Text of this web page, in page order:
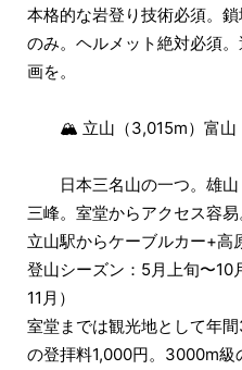
本格的な岩登り技術必須。
のみ。ヘルメット絶対必須
画を。
🏔 立山（3,015m）富山
日本三名山の一つ。雄山
三峰。室堂からアクセス容易
立山駅からケーブルカー+高
登山シーズン：5月上旬〜10
11月）
室堂までは観光地として年
の登拝料1,000円。3000m級